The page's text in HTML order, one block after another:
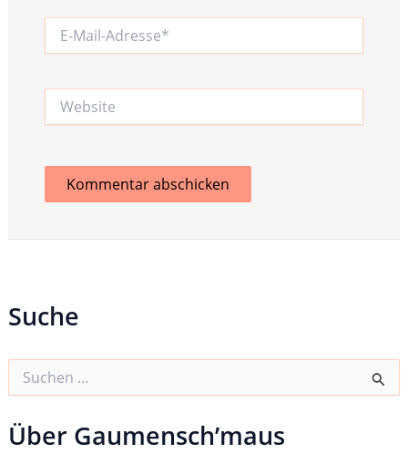
Mail-
Website
Suche
h
e
Über Gaumensch’maus